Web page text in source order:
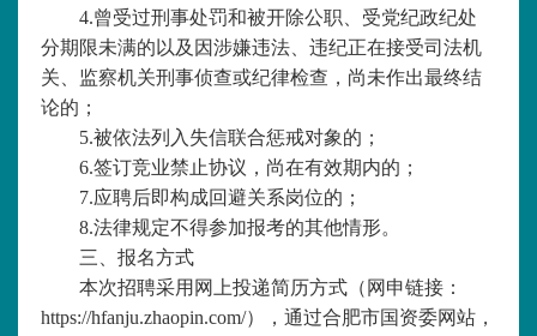
4.曾受过刑事处罚和被开除公职、受党纪政纪处
分期限未满的以及因涉嫌违法、违纪正在接受司法机
关、监察机关刑事侦查或纪律检查，尚未作出最终结
论的；
5.被依法列入失信联合惩戒对象的；
6.签订竞业禁止协议，尚在有效期内的；
7.应聘后即构成回避关系岗位的；
8.法律规定不得参加报考的其他情形。
三、报名方式
本次招聘采用网上投递简历方式 （ 网申链接：
https://hfanju.zhaopin.com/）
，通过合肥市国资委网站，